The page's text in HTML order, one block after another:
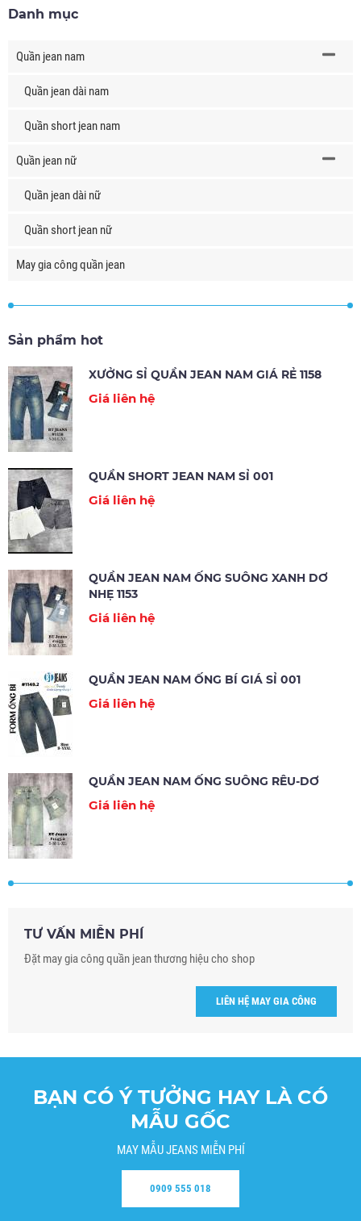
Danh mục
Quần jean nam
Quần jean dài nam
Quần short jean nam
Quần jean nữ
Quần jean dài nữ
Quần short jean nữ
May gia công quần jean
Sản phẩm hot
XƯỞNG SỈ QUẦN JEAN NAM GIÁ RẺ 1158
Giá liên hệ
QUẦN SHORT JEAN NAM SỈ 001
Giá liên hệ
QUẦN JEAN NAM ỐNG SUÔNG XANH DƠ
NHẸ 1153
Giá liên hệ
QUẦN JEAN NAM ỐNG BÍ GIÁ SỈ 001
Giá liên hệ
QUẦN JEAN NAM ỐNG SUÔNG RÊU-DƠ
Giá liên hệ
TƯ VẤN MIỄN PHÍ
Đặt may gia công quần jean thương hiệu cho shop
LIÊN HỆ MAY GIA CÔNG
BẠN CÓ Ý TƯỞNG HAY LÀ CÓ
MẪU GỐC
MAY MẪU JEANS MIỄN PHÍ
0909 555 018